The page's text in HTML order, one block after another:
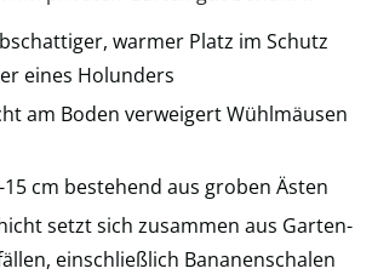
warmer Platz im Schutz
eines Holunders
am Boden verweigert Wühlmäusen
cm bestehend aus groben Ästen
setzt sich zusammen aus Garten-
einschließlich Bananenschalen